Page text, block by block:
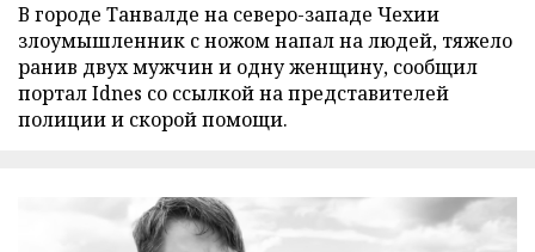
В городе Танвалде на северо-западе Чехии
злоумышленник с ножом напал на людей, тяжело
ранив двух мужчин и одну женщину, сообщил
портал Idnes со ссылкой на представителей
полиции и скорой помощи.